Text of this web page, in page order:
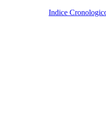
Indice